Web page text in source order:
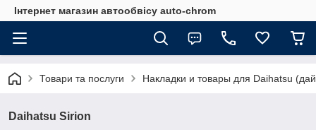
Інтернет магазин автообвісу auto-chrom
Товари та послуги Накладки и товары для Daihatsu
Daihatsu Sirion